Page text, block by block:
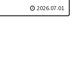
2026.07.01